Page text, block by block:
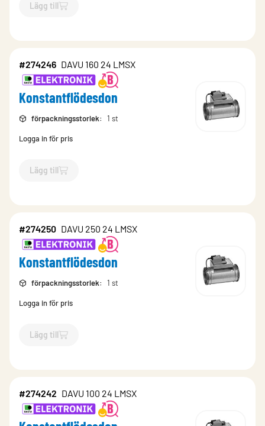
Lägg till
`$Lägg till
#274246 DAVU 160 24 LMSX
Konstantflödesdon
förpackningsstorlek: 1 st
Logga in för pris
Lägg till
`$Lägg till
#274250 DAVU 250 24 LMSX
Konstantflödesdon
förpackningsstorlek: 1 st
Logga in för pris
Lägg till
`$Lägg till
#274242 DAVU 100 24 LMSX